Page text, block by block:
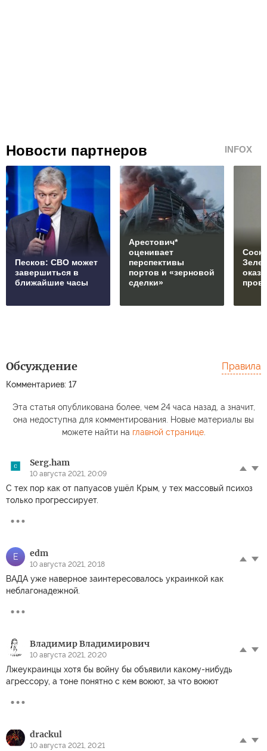
Новости партнеров INFOX
Песков: СВО может
завершиться в
ближайшие часы
Арестович*
оценивает
перспективы
портов и «зерновой
сделки»
Обсуждение
Комментариев: 17
Правила
Эта статья опубликована более, чем 24 часа назад, а значит,
она недоступна для комментирования. Новые материалы вы
можете найти на главной странице.
Serg.ham
10 августа 2021, 20:09
С тех пор как от папуасов ушёл Крым, у тех массовый психоз
только прогрессирует.
E edm
10 августа 2021, 20:18
ВАДА уже наверное заинтересовалось украинкой как
неблагонадежной.
Владимир Владимирович
10 августа 2021, 20:20
Лжеукраинцы хотя бы войну бы объявили какому-нибудь
агрессору, а тоне понятно с кем воюют, за что воюют
drackul
10 августа 2021, 20:21